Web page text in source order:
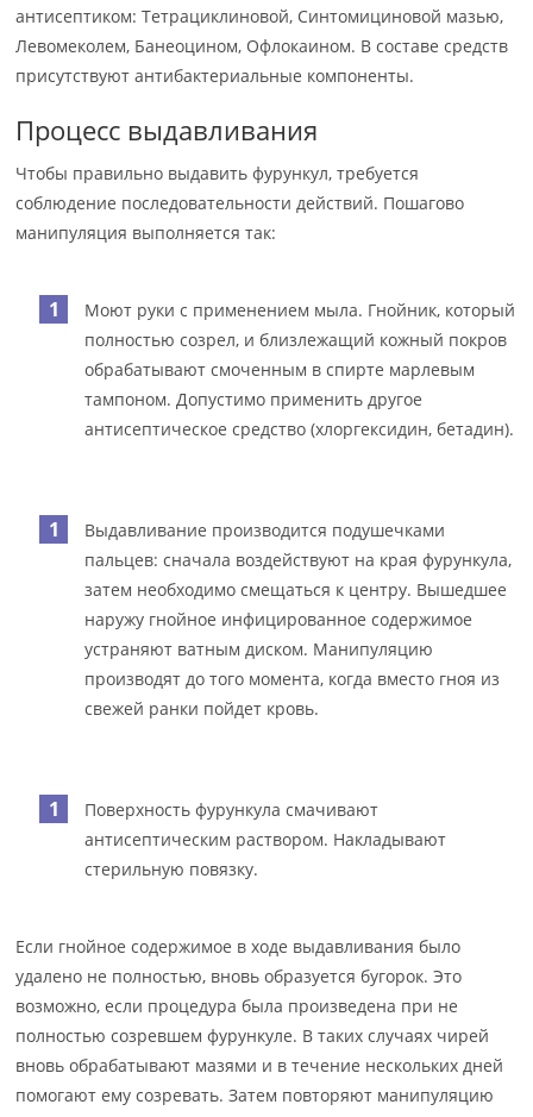
антисептиком: Тетрациклиновой, Синтомициновой мазью,
Левомеколем, Банеоцином, Офлокаином. В составе средств
присутствуют антибактериальные компоненты.
Процесс выдавливания
Чтобы правильно выдавить фурункул, требуется
соблюдение последовательности действий. Пошагово
манипуляция выполняется так:
Моют руки с применением мыла. Гнойник, который
полностью созрел, и близлежащий кожный покров
обрабатывают смоченным в спирте марлевым
тампоном. Допустимо применить другое
антисептическое средство (хлоргексидин, бетадин).
Выдавливание производится подушечками
пальцев: сначала воздействуют на края фурункула,
затем необходимо смещаться к центру. Вышедшее
наружу гнойное инфицированное содержимое
устраняют ватным диском. Манипуляцию
производят до того момента, когда вместо гноя из
свежей ранки пойдет кровь.
Поверхность фурункула смачивают
антисептическим раствором. Накладывают
стерильную повязку.
Если гнойное содержимое в ходе выдавливания было
удалено не полностью, вновь образуется бугорок. Это
возможно, если процедура была произведена при не
полностью созревшем фурункуле. В таких случаях чирей
вновь обрабатывают мазями и в течение нескольких дней
помогают ему созревать. Затем повторяют манипуляцию